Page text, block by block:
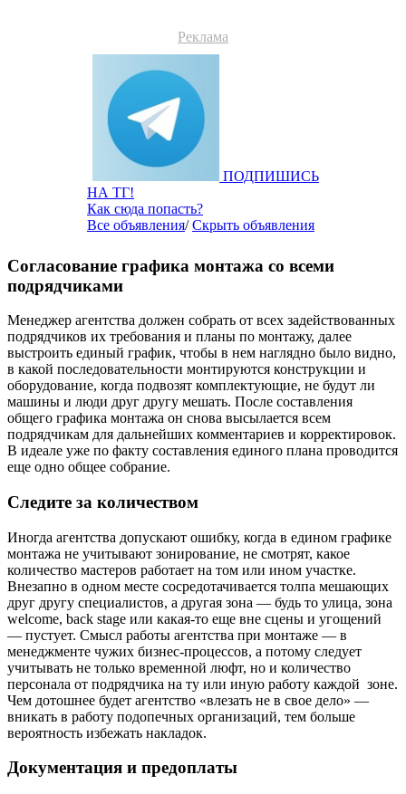
Реклама
ПОДПИШИСЬ
НА ТГ!
Как сюда попасть?
Все объявления/Скрыть объявления
Согласование графика монтажа со всеми
подрядчиками
Менеджер агентства должен собрать от всех задействованных
подрядчиков их требования и планы по монтажу, далее
выстроить единый график, чтобы в нем наглядно было видно,
в какой последовательности монтируются конструкции и
оборудование, когда подвозят комплектующие, не будут ли
машины и люди друг другу мешать. После составления
общего графика монтажа он снова высылается всем
подрядчикам для дальнейших комментариев и корректировок.
В идеале уже по факту составления единого плана проводится
еще одно общее собрание.
Следите за количеством
Иногда агентства допускают ошибку, когда в едином графике
монтажа не учитывают зонирование, не смотрят, какое
количество мастеров работает на том или ином участке.
Внезапно в одном месте сосредотачивается толпа мешающих
друг другу специалистов, а другая зона — будь то улица, зона
welcome, back stage или какая-то еще вне сцены и угощений
— пустует. Смысл работы агентства при монтаже — в
менеджменте чужих бизнес-процессов, а потому следует
учитывать не только временной люфт, но и количество
персонала от подрядчика на ту или иную работу каждой зоне.
Чем дотошнее будет агентство «влезать не в свое дело» —
вникать в работу подопечных организаций, тем больше
вероятность избежать накладок.
Документация и предоплаты